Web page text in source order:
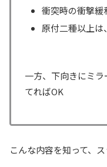
衝突時の衝撃緩
原付二種以上は
一方、下向きにミ
てればOK
こんな内容を知って、ス